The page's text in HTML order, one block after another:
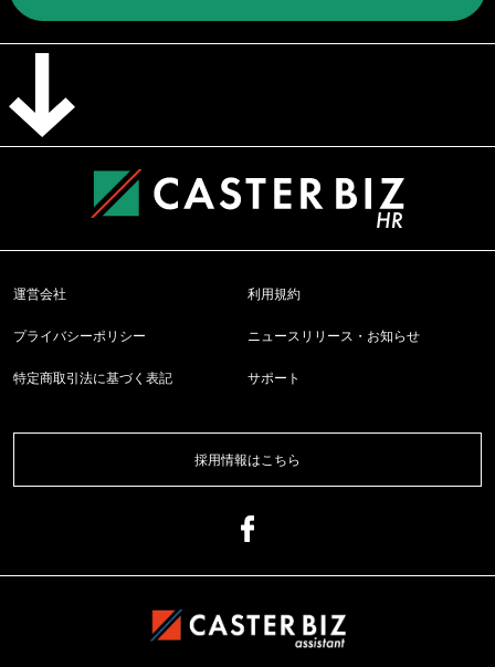
運営会社 利用規約
プライバシーポリシー ニュースリリース・お知らせ
特定商取引法に基づく表記 サポート
採用情報はこちら